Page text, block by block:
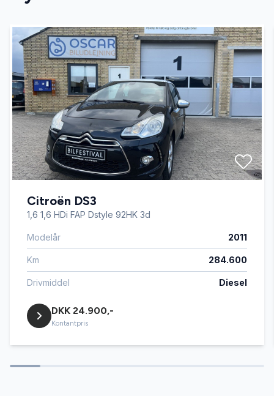
fartpilot
fjernbetjent centrallås
højdejusterbart førersæde
ISOFIX
læderrat
service ok
startspærre
sædevarme
Citroën DS3
1,6 1,6 HDi FAP Dstyle 92HK 3d
Modelår 2011
Km 284.600
Drivmiddel Diesel
DKK 24.900,-
Kontantpris